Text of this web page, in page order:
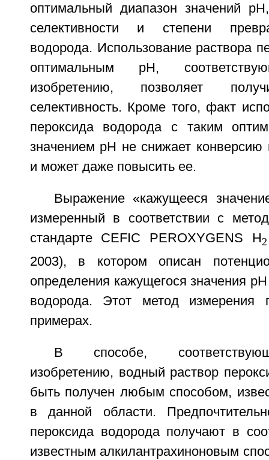
оптимальный диапазон значений
селективности и степени
водорода. Использование раствора
оптимальным рН,
изобретению, позволяет
селективность. Кроме того, факт
пероксида водорода с таким
значением рН не снижает конверсию
и может даже повысить ее.
Выражение «кажущееся
измеренный в соответствии с
стандарте CEFIC PEROXYGENS H2
2003), в котором описан
определения кажущегося значения
водорода. Этот метод измерения
примерах.
В способе,
изобретению, водный раствор
быть получен любым способом,
в данной области.
пероксида водорода получают в
известным алкилантрахиноновым